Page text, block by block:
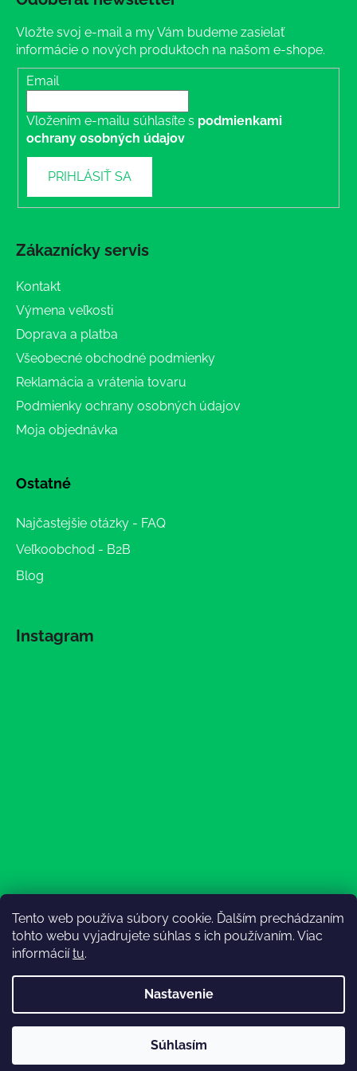
Tento web používa súbory cookie. Ďalším prechádzaním
tohto webu vyjadrujete súhlas s ich používaním. Viac
informáciítu.
Nastavenie
Súhlasím
nedostupná (na email reagujeme nonstop), expedícia ako
obvykle💚Ďakujeme, že ste s nami💚
Vložte svoj e-mail a my Vám budeme zasielať
informácie o nových produktoch na našom e-shope.
Email
Vložením e-mailu súhlasíte s podmienkami
ochrany osobných údajov
PRIHLÁSIŤ SA
Zákaznícky servis
Kontakt
Výmena veľkosti
Doprava a platba
Všeobecné obchodné podmienky
Reklamácia a vrátenia tovaru
Podmienky ochrany osobných údajov
Moja objednávka
Ostatné
Najčastejšie otázky - FAQ
Veľkoobchod - B2B
Blog
Instagram
Sledovať na Instagrame